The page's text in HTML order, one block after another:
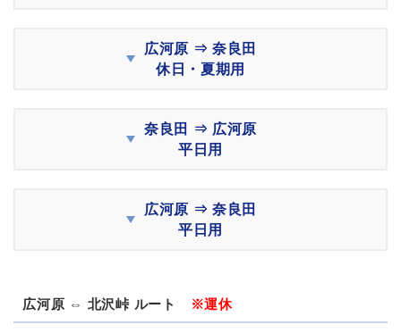
広河原 ⇒ 奈良田
休日・夏期用
奈良田 ⇒ 広河原
平日用
広河原 ⇒ 奈良田
平日用
広河原 ⇔ 北沢峠 ルート ※運休